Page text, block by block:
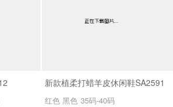
新款植柔打蜡羊皮休闲鞋SA2591
红色 黑色 35码-40码